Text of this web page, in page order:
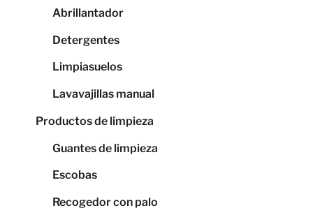
Abrillantador
Detergentes
Limpiasuelos
Lavavajillas manual
Productos de limpieza
Guantes de limpieza
Escobas
Recogedor con palo